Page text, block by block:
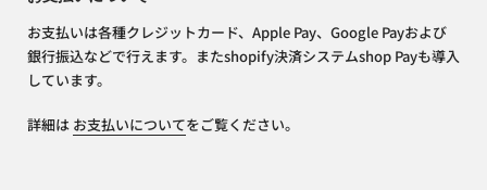
お支払いは各種クレジットカード、Apple Pay、Google Payおよび
銀行振込などで行えます。またshopify決済システムshop Payも導入
しています。
詳細は お支払いについてをご覧ください。